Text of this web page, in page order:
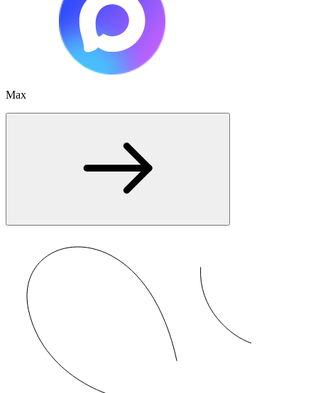
Max